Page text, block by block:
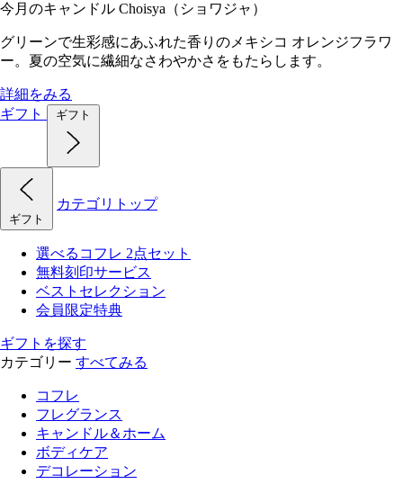
今月のキャンドル Choisya（ショワジャ）
グリーンで生彩感にあふれた香りのメキシコ オレンジフラワ
ー。夏の空気に繊細なさわやかさをもたらします。
詳細をみる
ギフト
ギフト
ギフト
カテゴリトップ
選べるコフレ 2点セット
無料刻印サービス
ベストセレクション
会員限定特典
ギフトを探す
カテゴリー すべてみる
コフレ
フレグランス
キャンドル＆ホーム
ボディケア
デコレーション